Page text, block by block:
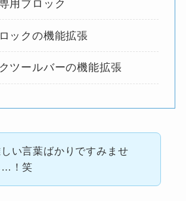
用ブロック
ックの機能拡張
ツールバーの機能拡張
い言葉ばかりですみませ
…！笑